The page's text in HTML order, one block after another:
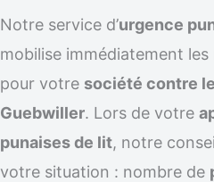
Notre service d’urgence
mobilise immédiatement
pour votre société contre
Guebwiller. Lors de votre
punaises de lit, notre
votre situation : nombre de